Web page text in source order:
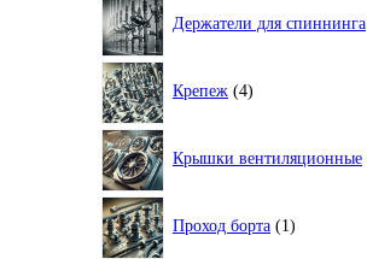
Держатели для спиннинга
Крепеж 4товара
Крышки вентиляционные
Проход борта 1товар